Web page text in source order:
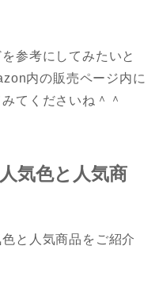
参考にしてみたいと
内の販売ページ内に
てくださいね＾＾
気色と人気商
と人気商品をご紹介